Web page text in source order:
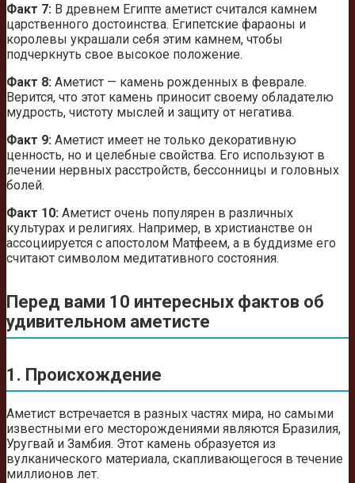
Факт 7: В древнем Египте аметист считался камнем
царственного достоинства. Египетские фараоны и
королевы украшали себя этим камнем, чтобы
подчеркнуть свое высокое положение.
Факт 8: Аметист — камень рожденных в феврале.
Верится, что этот камень приносит своему обладателю
мудрость, чистоту мыслей и защиту от негатива.
Факт 9: Аметист имеет не только декоративную
ценность, но и целебные свойства. Его используют в
лечении нервных расстройств, бессонницы и головных
болей.
Факт 10: Аметист очень популярен в различных
культурах и религиях. Например, в христианстве он
ассоциируется с апостолом Матфеем, а в буддизме его
считают символом медитативного состояния.
Перед вами 10 интересных фактов об
удивительном аметисте
1. Происхождение
Аметист встречается в разных частях мира, но самыми
известными его месторождениями являются Бразилия,
Уругвай и Замбия. Этот камень образуется из
вулканического материала, скапливающегося в течение
миллионов лет.